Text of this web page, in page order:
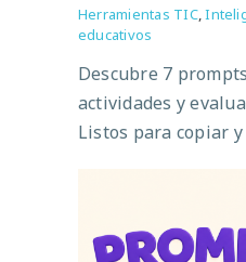
Herramientas TIC,
educativos
Descubre 7
actividades y
Listos para copiar